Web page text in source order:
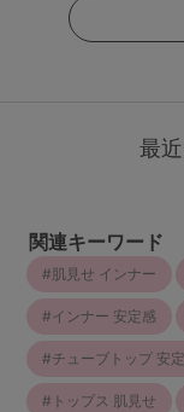
最
関連キーワード
肌見せ インナー
インナー 安定感
チューブトップ 安
トップス 肌見せ